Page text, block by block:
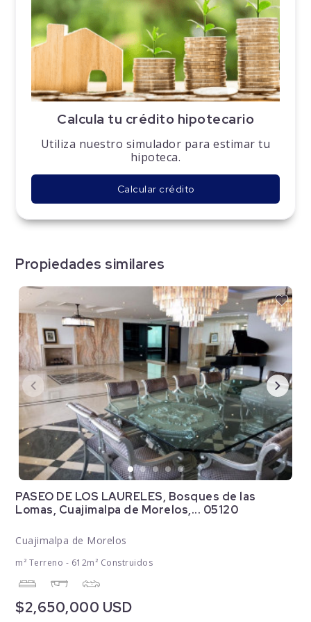
Calcula tu crédito hipotecario
Utiliza nuestro simulador para estimar tu
hipoteca.
Calcular crédito
Propiedades similares
PASEO DE LOS LAURELES, Bosques de las
Lomas, Cuajimalpa de Morelos,... 05120
Cuajimalpa de Morelos
m² Terreno - 612m² Construidos
$2,650,000 USD